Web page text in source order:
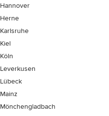
Hannover
Herne
Karlsruhe
Kiel
Köln
Leverkusen
Lübeck
Mainz
Mönchen­gladbach